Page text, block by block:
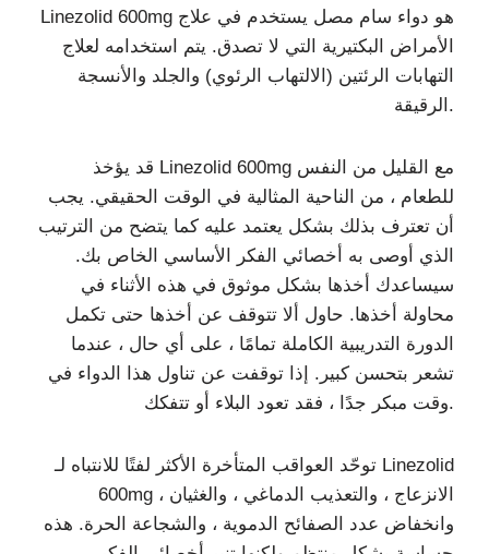
Linezolid 600mg هو دواء سام مصل يستخدم في علاج
الأمراض البكتيرية التي لا تصدق. يتم استخدامه لعلاج
التهابات الرئتين (الالتهاب الرئوي) والجلد والأنسجة
الرقيقة.
قد يؤخذ Linezolid 600mg مع القليل من النفس
للطعام ، من الناحية المثالية في الوقت الحقيقي. يجب
أن تعترف بذلك بشكل يعتمد عليه كما يتضح من الترتيب
الذي أوصى به أخصائي الفكر الأساسي الخاص بك.
سيساعدك أخذها بشكل موثوق في هذه الأثناء في
محاولة أخذها. حاول ألا تتوقف عن أخذها حتى تكمل
الدورة التدريبية الكاملة تمامًا ، على أي حال ، عندما
تشعر بتحسن كبير. إذا توقفت عن تناول هذا الدواء في
وقت مبكر جدًا ، فقد تعود البلاء أو تتفكك.
توحّد العواقب المتأخرة الأكثر لفتًا للانتباه لـ Linezolid
600mg الانزعاج ، والتعذيب الدماغي ، والغثيان ،
وانخفاض عدد الصفائح الدموية ، والشجاعة الحرة. هذه